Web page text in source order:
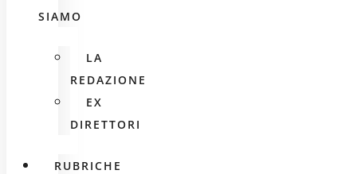
SIAMO
LA
REDAZIONE
EX
DIRETTORI
RUBRICHE